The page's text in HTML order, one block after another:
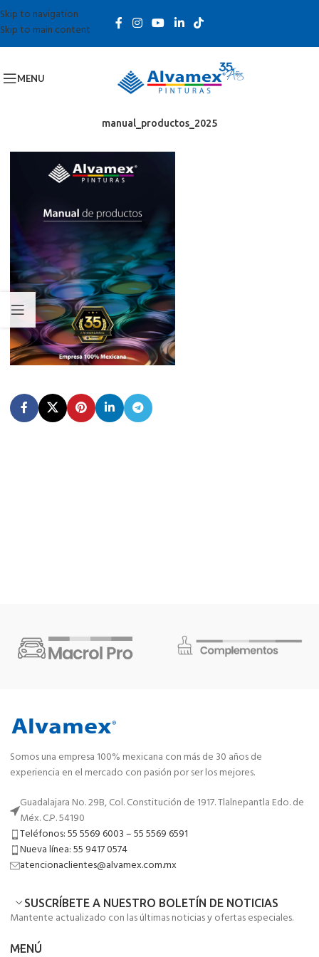
Skip to navigation
Skip to main content
MENU
manual_productos_2025
Somos una empresa 100% mexicana con más de 30 años de
experiencia en el mercado con pasión por ser los mejores.
Guadalajara No. 29B, Col. Constitución de 1917. Tlalnepantla Edo. de
Méx. C.P. 54190
Teléfonos: 55 5569 6003 – 55 5569 6591
Nueva línea: 55 9417 0574
atencionaclientes@alvamex.com.mx
SUSCRÍBETE A NUESTRO BOLETÍN DE NOTICIAS
Mantente actualizado con las últimas noticias y ofertas especiales.
MENÚ